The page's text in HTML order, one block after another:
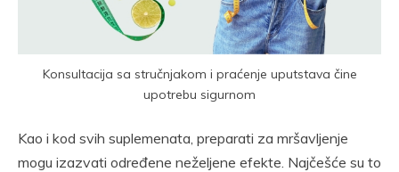
Konsultacija sa stručnjakom i praćenje uputstava čine
upotrebu sigurnom
Kao i kod svih suplemenata, preparati za mršavljenje
mogu izazvati određene neželjene efekte. Najčešće su to